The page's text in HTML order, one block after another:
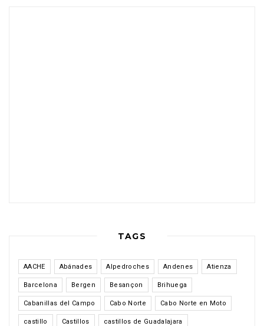
TAGS
AACHE Abánades Alpedroches Andenes Atienza
Barcelona Bergen Besançon Brihuega
Cabanillas del Campo Cabo Norte Cabo Norte en Moto
castillo Castillos castillos de Guadalajara